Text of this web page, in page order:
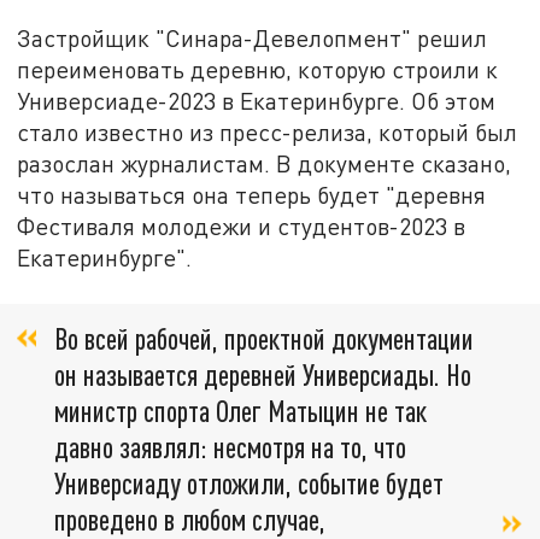
Застройщик "Синара-Девелопмент" решил
переименовать деревню, которую строили к
Универсиаде-2023 в Екатеринбурге. Об этом
стало известно из пресс-релиза, который был
разослан журналистам. В документе сказано,
что называться она теперь будет "деревня
Фестиваля молодежи и студентов-2023 в
Екатеринбурге".
Во всей рабочей, проектной документации
он называется деревней Универсиады. Но
министр спорта Олег Матыцин не так
давно заявлял: несмотря на то, что
Универсиаду отложили, событие будет
проведено в любом случае,